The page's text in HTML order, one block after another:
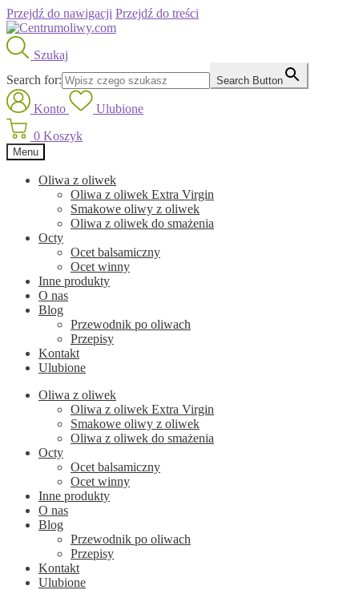
Przejdź do nawigacji Przejdź do treści
Szukaj
Search for:
Search Button
Konto
Ulubione
0 Koszyk
Menu
Oliwa z oliwek
Oliwa z oliwek Extra Virgin
Smakowe oliwy z oliwek
Oliwa z oliwek do smażenia
Octy
Ocet balsamiczny
Ocet winny
Inne produkty
O nas
Blog
Przewodnik po oliwach
Przepisy
Kontakt
Ulubione
Oliwa z oliwek
Oliwa z oliwek Extra Virgin
Smakowe oliwy z oliwek
Oliwa z oliwek do smażenia
Octy
Ocet balsamiczny
Ocet winny
Inne produkty
O nas
Blog
Przewodnik po oliwach
Przepisy
Kontakt
Ulubione